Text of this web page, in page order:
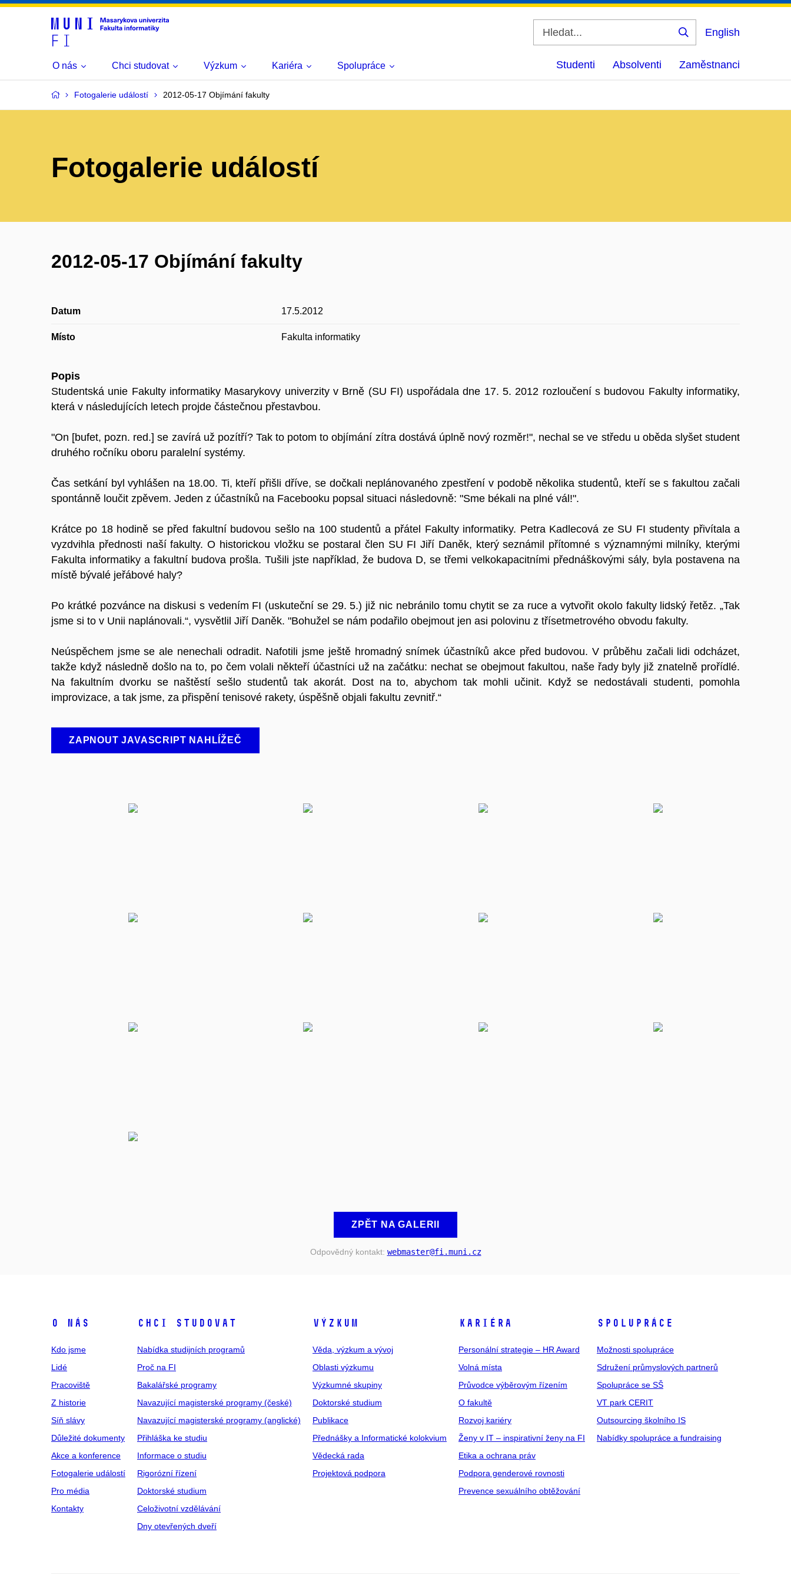
Vyhledat
English
O nás Chci studovat Výzkum Kariéra Spolupráce Studenti Absolventi Zaměstnanci
Fotogalerie událostí 2012-05-17 Objímání fakulty
Fotogalerie událostí
2012-05-17 Objímání fakulty
Datum 17.5.2012
Místo Fakulta informatiky
Popis
Studentská unie Fakulty informatiky Masarykovy univerzity v Brně (SU FI) uspořádala dne 17. 5. 2012 rozloučení s budovou Fakulty informatiky,
která v následujících letech projde částečnou přestavbou.
"On [bufet, pozn. red.] se zavírá už pozítří? Tak to potom to objímání zítra dostává úplně nový rozměr!", nechal se ve středu u oběda slyšet student
druhého ročníku oboru paralelní systémy.
Čas setkání byl vyhlášen na 18.00. Ti, kteří přišli dříve, se dočkali neplánovaného zpestření v podobě několika studentů, kteří se s fakultou začali
spontánně loučit zpěvem. Jeden z účastníků na Facebooku popsal situaci následovně: "Sme békali na plné vál!".
Krátce po 18 hodině se před fakultní budovou sešlo na 100 studentů a přátel Fakulty informatiky. Petra Kadlecová ze SU FI studenty přivítala a
vyzdvihla přednosti naší fakulty. O historickou vložku se postaral člen SU FI Jiří Daněk, který seznámil přítomné s významnými milníky, kterými
Fakulta informatiky a fakultní budova prošla. Tušili jste například, že budova D, se třemi velkokapacitními přednáškovými sály, byla postavena na
místě bývalé jeřábové haly?
Po krátké pozvánce na diskusi s vedením FI (uskuteční se 29. 5.) již nic nebránilo tomu chytit se za ruce a vytvořit okolo fakulty lidský řetěz. „Tak
jsme si to v Unii naplánovali.“, vysvětlil Jiří Daněk. "Bohužel se nám podařilo obejmout jen asi polovinu z třísetmetrového obvodu fakulty.
Neúspěchem jsme se ale nenechali odradit. Nafotili jsme ještě hromadný snímek účastníků akce před budovou. V průběhu začali lidi odcházet,
takže když následně došlo na to, po čem volali někteří účastníci už na začátku: nechat se obejmout fakultou, naše řady byly již znatelně prořídlé.
Na fakultním dvorku se naštěstí sešlo studentů tak akorát. Dost na to, abychom tak mohli učinit. Když se nedostávali studenti, pomohla
improvizace, a tak jsme, za přispění tenisové rakety, úspěšně objali fakultu zevnitř.“
ZAPNOUT JAVASCRIPT NAHLÍŽEČ
ZPĚT NA GALERII
Odpovědný kontakt: webmaster@fi .muni .cz
O NÁS
Kdo jsme
Lidé
Pracoviště
Z historie
Síň slávy
Důležité dokumenty
Akce a konference
Fotogalerie událostí
Pro média
Kontakty
CHCI STUDOVAT
Nabídka studijních programů
Proč na FI
Bakalářské programy
Navazující magisterské programy (české)
Navazující magisterské programy (anglické)
Přihláška ke studiu
Informace o studiu
Rigorózní řízení
Doktorské studium
Celoživotní vzdělávání
Dny otevřených dveří
VÝZKUM
Věda, výzkum a vývoj
Oblasti výzkumu
Výzkumné skupiny
Doktorské studium
Publikace
Přednášky a Informatické kolokvium
Vědecká rada
Projektová podpora
KARIÉRA
Personální strategie – HR Award
Volná místa
Průvodce výběrovým řízením
O fakultě
Rozvoj kariéry
Ženy v IT – inspirativní ženy na FI
Etika a ochrana práv
Podpora genderové rovnosti
Prevence sexuálního obtěžování
SPOLUPRÁCE
Možnosti spolupráce
Sdružení průmyslových partnerů
Spolupráce se SŠ
VT park CERIT
Outsourcing školního IS
Nabídky spolupráce a fundraising